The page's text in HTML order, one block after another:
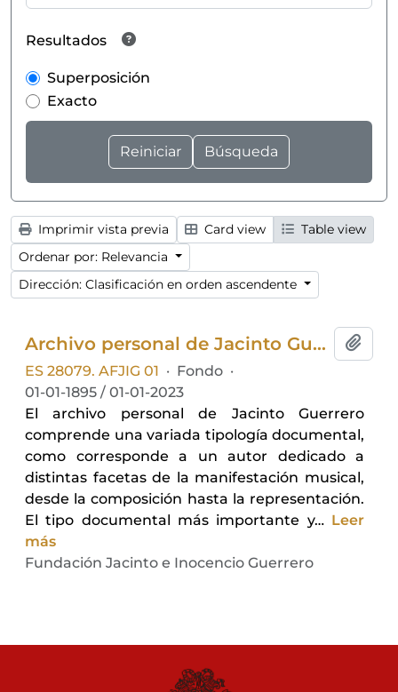
Resultados
Superposición
Exacto
Imprimir vista previa Card view
Table view
Ordenar por: Relevancia
Dirección: Clasificación en orden ascendente
Archivo personal de Jacinto Guerrero
ES 28079. AFJIG 01 · Fondo ·
01-01-1895 / 01-01-2023
El archivo personal de Jacinto Guerrero
comprende una variada tipología documental,
como corresponde a un autor dedicado a
distintas facetas de la manifestación musical,
desde la composición hasta la representación.
El tipo documental más importante y… Leer
más
Fundación Jacinto e Inocencio Guerrero